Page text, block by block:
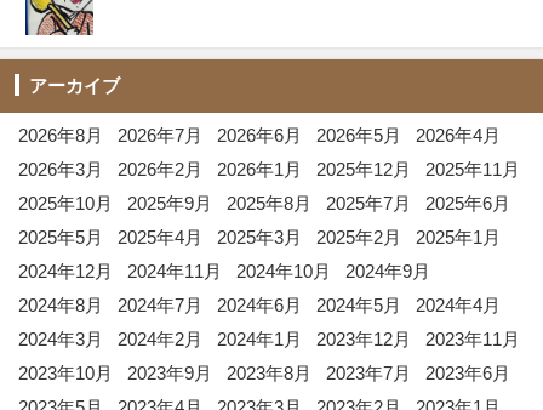
アーカイブ
2026年8月 2026年7月 2026年6月 2026年5月
2026年4月
2026年3月
2026年2月 2026年1月 2025年12月
2025年11月
2025年10月
2025年9月 2025年8月 2025年7月
2025年6月
2025年5月
2025年4月 2025年3月 2025年2月
2025年1月
2024年12月
2024年11月 2024年10月
2024年9月
2024年8月
2024年7月 2024年6月 2024年5月
2024年4月
2024年3月
2024年2月 2024年1月 2023年12月
2023年11月
2023年10月
2023年9月 2023年8月 2023年7月
2023年6月